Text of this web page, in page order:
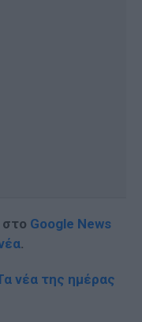
Google News
.
νέα της ημέρας